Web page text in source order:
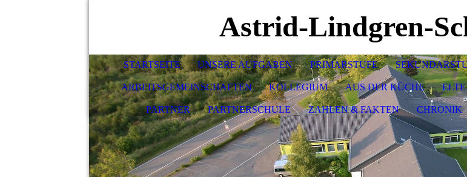
Astrid-Lindgren-
STARTSEITE UNSERE AUFGABEN PRIMARSTUFE
ARBEITSGEMEINSCHAFTEN KOLLEGIUM AUS DER KÜCHE
PARTNER PARTNERSCHULE ZAHLEN & FAKTEN CHRONIK